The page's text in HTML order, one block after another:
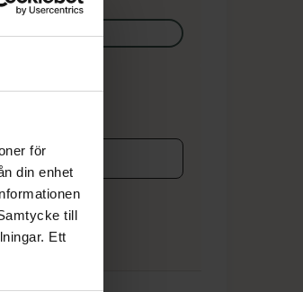
för
din enhet
till
Ett
apotek